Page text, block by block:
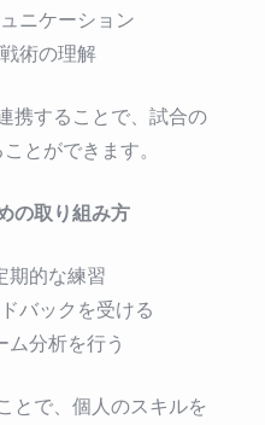
ニケーション
戦術の理解
携することで、試合の
とができます。
の取り組み方
期的な練習
バックを受ける
ム分析を行う
とで、個人のスキルを